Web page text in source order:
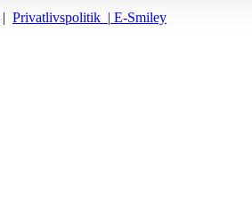
| Privatlivspolitik | E-Smiley